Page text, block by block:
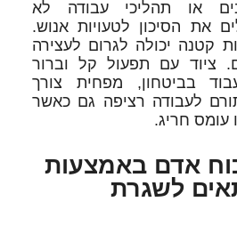
או תהליכי עבודה לא
את הסיכון לטעויות אנוש.
קטנה יכולה לגרום לעצירה
ציוד עם תפעול קל וברור
בביטחון, מפחית צורך
לעבודה רציפה גם כאשר
עומס חריג.
אדם באמצעות
לשגרת